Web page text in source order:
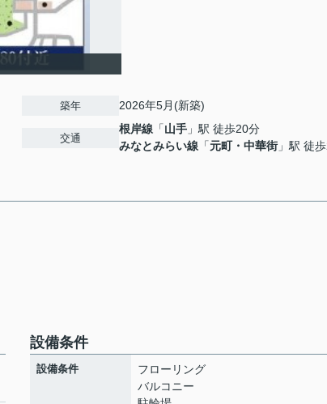
築年 2026年5月(新築)
交通
根岸線 「山手 」駅 徒歩20分
みなとみらい線 「元町・中華街」駅 徒
設備条件
設備条件
フローリング
バルコニー